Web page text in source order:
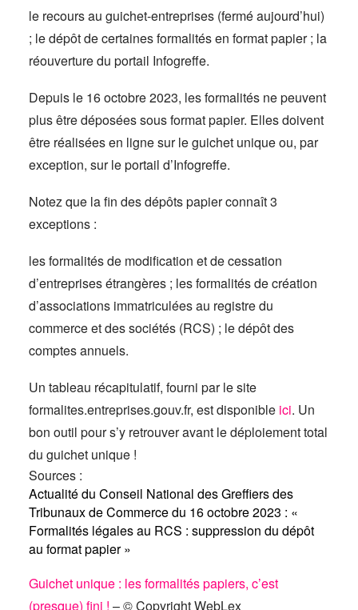
le recours au guichet-entreprises (fermé aujourd’hui)
; le dépôt de certaines formalités en format papier ; la
réouverture du portail Infogreffe.
Depuis le 16 octobre 2023, les formalités ne peuvent
plus être déposées sous format papier. Elles doivent
être réalisées en ligne sur le guichet unique ou, par
exception, sur le portail d’Infogreffe.
Notez que la fin des dépôts papier connaît 3
exceptions :
les formalités de modification et de cessation
d’entreprises étrangères ; les formalités de création
d’associations immatriculées au registre du
commerce et des sociétés (RCS) ; le dépôt des
comptes annuels.
Un tableau récapitulatif, fourni par le site
formalites.entreprises.gouv.fr, est disponible ici. Un
bon outil pour s’y retrouver avant le déploiement total
du guichet unique !
Sources :
Actualité du Conseil National des Greffiers des
Tribunaux de Commerce du 16 octobre 2023 : «
Formalités légales au RCS : suppression du dépôt
au format papier »
Guichet unique : les formalités papiers, c’est
(presque) fini ! – © Copyright WebLex